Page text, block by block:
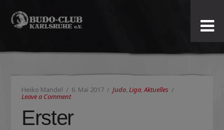
Budo-
Club
Karlsruhe
e.V.
Heiko Mandel 6. Mai 2017 Judo, Liga,Aktuelles
Leave a Comment
Erster